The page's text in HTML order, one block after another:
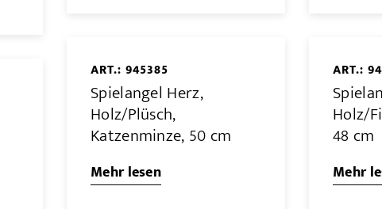
ART.: 945385
Spielangel Herz,
Holz/Plüsch,
Katzenminze, 50 cm
Mehr lesen
ART.:
Holz/
48 cm
Mehr